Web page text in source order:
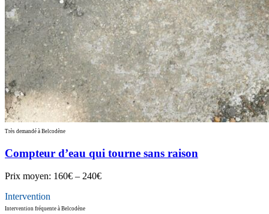
Très demandé à Belcodène
Compteur d’eau qui tourne sans raison
Prix moyen: 160€ – 240€
Intervention
Intervention fréquente à Belcodène